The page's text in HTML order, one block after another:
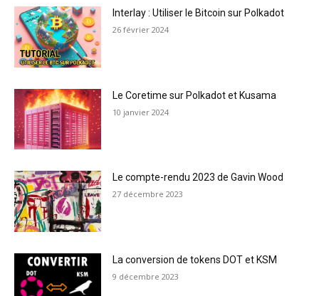
Interlay : Utiliser le Bitcoin sur Polkadot
26 février 2024
Le Coretime sur Polkadot et Kusama
10 janvier 2024
Le compte-rendu 2023 de Gavin Wood
27 décembre 2023
La conversion de tokens DOT et KSM
9 décembre 2023